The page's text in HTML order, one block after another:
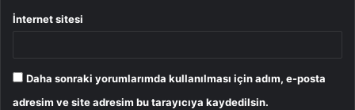
İnternet sitesi
Daha sonraki yorumlarımda kullanılması için adım, e-posta
adresim ve site adresim bu tarayıcıya kaydedilsin.